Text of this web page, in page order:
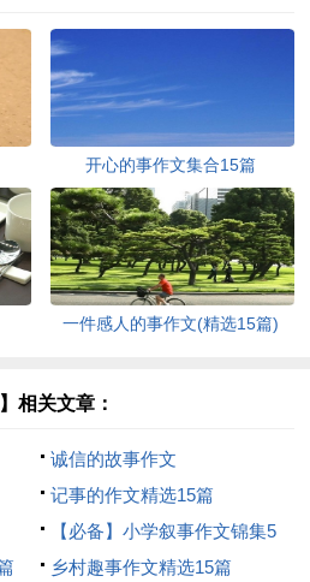
开心的事作文集合15篇
一件感人的事作文(精选15篇)
相关文章：
诚信的故事作文
记事的作文精选15篇
【必备】小学叙事作文锦集5
篇乡村趣事作文精选15篇